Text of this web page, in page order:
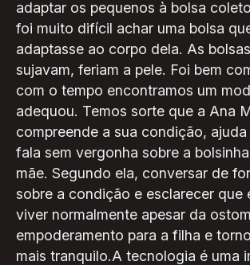
adaptar os pequenos à bolsa
foi muito difícil achar uma bolsa
adaptasse ao corpo dela. As
sujavam, feriam a pele. Foi bem
com o tempo encontramos um
adequou. Temos sorte que a Ana
compreende a sua condição, ajuda
fala sem vergonha sobre a
mãe. Segundo ela, conversar de
sobre a condição e esclarecer que
viver normalmente apesar da
empoderamento para a filha e
mais tranquilo.A tecnologia é uma